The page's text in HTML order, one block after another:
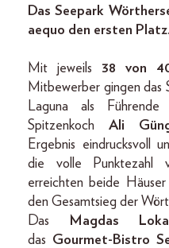
Das Seepark
aequo den ersten Platz.
Mit jeweils 38 von
Mitbewerber gingen das
Laguna als
Spitzenkoch Ali
Ergebnis eindrucksvoll
die volle Punktezahl
erreichten beide Häuser
den Gesamtsieg der
Das
Magdas Lokal
das Gourmet-Bistro